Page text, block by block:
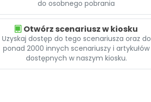
do osobnego pobrania
Otwórz scenariusz w kiosku
Uzyskaj dostęp do tego scenariusza oraz do
ponad 2000 innych scenariuszy i artykułów
dostępnych w naszym kiosku.